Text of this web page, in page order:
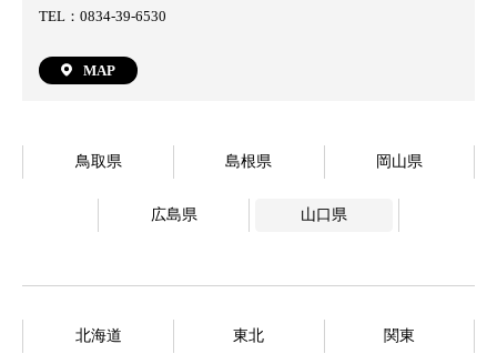
TEL：0834-39-6530
MAP
鳥取県 島根県 岡山県
広島県 山口県
北海道 東北 関東